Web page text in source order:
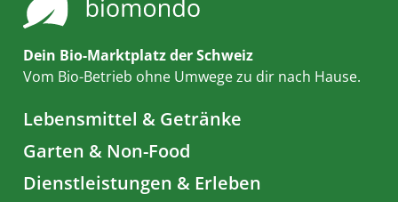
Dein Bio-Marktplatz der Schweiz
Vom Bio-Betrieb ohne Umwege zu dir nach Hause.
Lebensmittel & Getränke
Garten & Non-Food
Dienstleistungen & Erleben